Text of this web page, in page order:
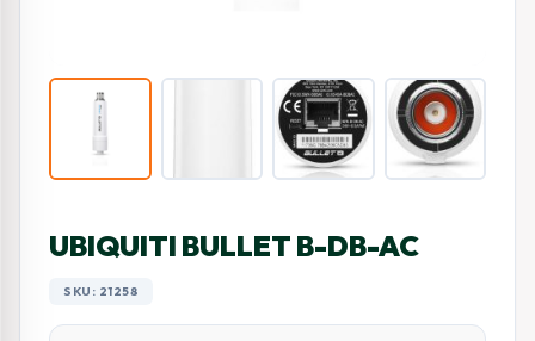
UBIQUITI BULLET B-DB-AC
SKU: 21258